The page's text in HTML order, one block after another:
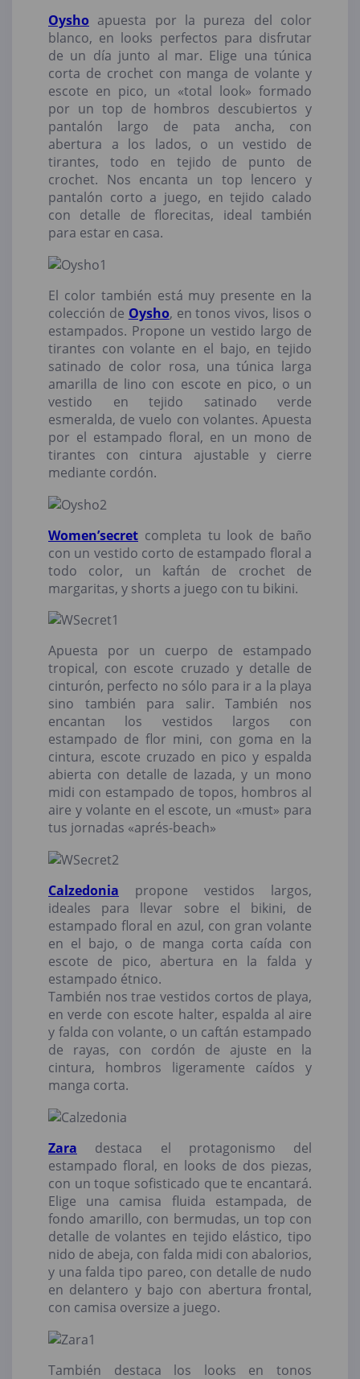
Oysho apuesta por la pureza del color
blanco, en looks perfectos para disfrutar
de un día junto al mar. Elige una túnica
corta de crochet con manga de volante y
escote en pico, un «total look» formado
por un top de hombros descubiertos y
pantalón largo de pata ancha, con
abertura a los lados, o un vestido de
tirantes, todo en tejido de punto de
crochet. Nos encanta un top lencero y
pantalón corto a juego, en tejido calado
con detalle de florecitas, ideal también
para estar en casa.
El color también está muy presente en la
colección de Oysho, en tonos vivos, lisos o
estampados. Propone un vestido largo de
tirantes con volante en el bajo, en tejido
satinado de color rosa, una túnica larga
amarilla de lino con escote en pico, o un
vestido en tejido satinado verde
esmeralda, de vuelo con volantes. Apuesta
por el estampado floral, en un mono de
tirantes con cintura ajustable y cierre
mediante cordón.
Women’secret completa tu look de baño
con un vestido corto de estampado floral a
todo color, un kaftán de crochet de
margaritas, y shorts a juego con tu bikini.
Apuesta por un cuerpo de estampado
tropical, con escote cruzado y detalle de
cinturón, perfecto no sólo para ir a la playa
sino también para salir. También nos
encantan los vestidos largos con
estampado de flor mini, con goma en la
cintura, escote cruzado en pico y espalda
abierta con detalle de lazada, y un mono
midi con estampado de topos, hombros al
aire y volante en el escote, un «must» para
tus jornadas «aprés-beach»
Calzedonia propone vestidos largos,
ideales para llevar sobre el bikini, de
estampado floral en azul, con gran volante
en el bajo, o de manga corta caída con
escote de pico, abertura en la falda y
estampado étnico.
También nos trae vestidos cortos de playa,
en verde con escote halter, espalda al aire
y falda con volante, o un caftán estampado
de rayas, con cordón de ajuste en la
cintura, hombros ligeramente caídos y
manga corta.
Zara destaca el protagonismo del
estampado floral, en looks de dos piezas,
con un toque sofisticado que te encantará.
Elige una camisa fluida estampada, de
fondo amarillo, con bermudas, un top con
detalle de volantes en tejido elástico, tipo
nido de abeja, con falda midi con abalorios,
y una falda tipo pareo, con detalle de nudo
en delantero y bajo con abertura frontal,
con camisa oversize a juego.
También destaca los looks en tonos